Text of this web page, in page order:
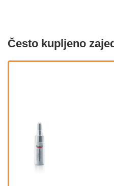
Često kupljeno